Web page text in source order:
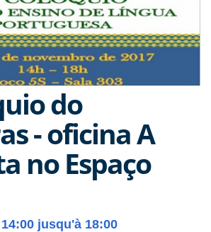
do
- oficina A
no Espaço
14:00 jusqu'à 18:00